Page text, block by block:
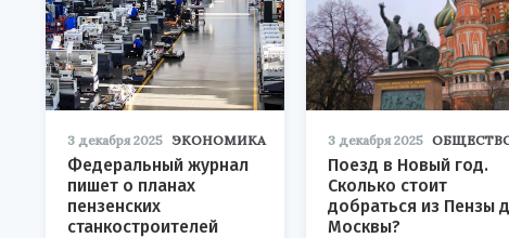
3 декабря 2025 ЭКОНОМИКА
Федеральный журнал
пишет о планах
пензенских
станкостроителей
3 декабря 2025
Поезд в Новый год.
Сколько стоит
добраться из Пензы
Москвы?